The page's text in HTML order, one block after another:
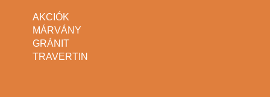
AKCIÓK
MÁRVÁNY
GRÁNIT
TRAVERTIN